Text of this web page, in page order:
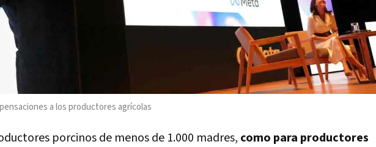
a los productores agrícolas
porcinos de menos de 1.000 madres, como para productores